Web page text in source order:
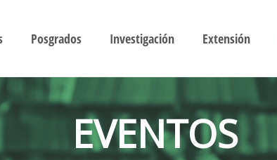
Posgrados Investigación Extensión
EVENTOS